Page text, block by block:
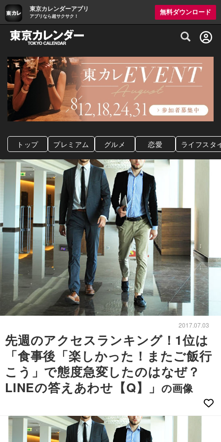
東京カレンダーアプリ
アプリなら超サクサク！
無料ダウンロード
グルメ情報・プレミアムレストラン予約
トップ プレミアム グルメ 恋愛 ライフスタ
2017.07.03
先週のアクセスランキング！1位は
「食事後「楽しかった！またご飯行
こう」で態度急変したのはなぜ？
LINEの答えあわせ【Q】」の画像